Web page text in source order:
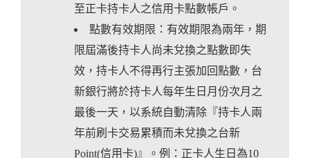
至正卡持卡人之信用卡點數帳戶。
點數有效期限：有效期限為兩年，期
限屆滿後持卡人尚未兌換之點數即失
效，持卡人不得再行主張加回點數，台
新銀行將於持卡人每年生日月份次月之
最後一天，以系統自動清除『持卡人兩
年前刷卡交易累積而未兌換之台新
Point(信用卡)』。例：正卡人生日為10